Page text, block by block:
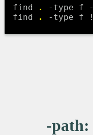
find .
-type f -
find
. -type f !
-path: